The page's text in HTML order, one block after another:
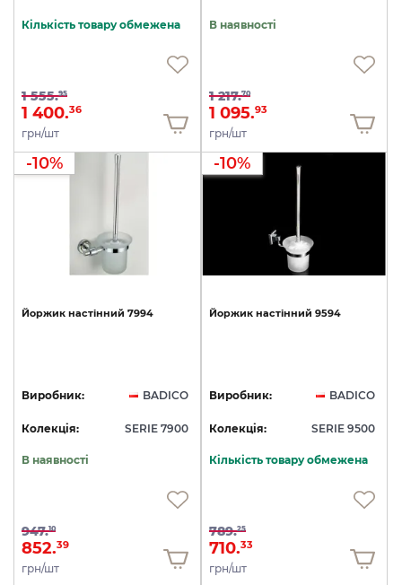
Кількість товару обмежена
1 555.95
1 400.36
грн/шт
В наявності
1 217.70
1 095.93
грн/шт
-10%
Йоржик настінний 7994
Виробник: BADICO
Колекція: SERIE 7900
В наявності
947.10
852.39
грн/шт
-10%
Йоржик настінний 9594
Виробник: BADICO
Колекція: SERIE 9500
Кількість товару обмежена
789.25
710.33
грн/шт